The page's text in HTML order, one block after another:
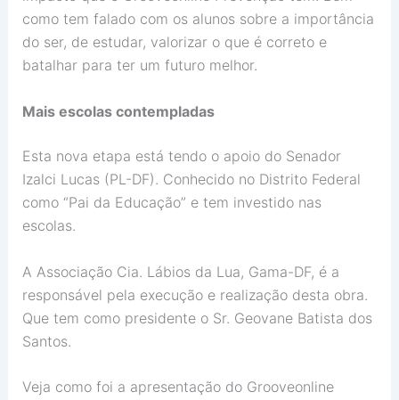
como tem falado com os alunos sobre a importância
do ser, de estudar, valorizar o que é correto e
batalhar para ter um futuro melhor.
Mais escolas contempladas
Esta nova etapa está tendo o apoio do Senador
Izalci Lucas (PL-DF). Conhecido no Distrito Federal
como “Pai da Educação” e tem investido nas
escolas.
A Associação Cia. Lábios da Lua, Gama-DF, é a
responsável pela execução e realização desta obra.
Que tem como presidente o Sr. Geovane Batista dos
Santos.
Veja como foi a apresentação do Grooveonline